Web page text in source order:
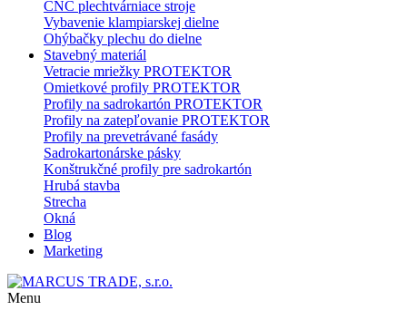
CNC plechtvárniace stroje
Vybavenie klampiarskej dielne
Ohýbačky plechu do dielne
Stavebný materiál
Vetracie mriežky PROTEKTOR
Omietkové profily PROTEKTOR
Profily na sadrokartón PROTEKTOR
Profily na zatepľovanie PROTEKTOR
Profily na prevetrávané fasády
Sadrokartonárske pásky
Konštrukčné profily pre sadrokartón
Hrubá stavba
Strecha
Okná
Blog
Marketing
Menu